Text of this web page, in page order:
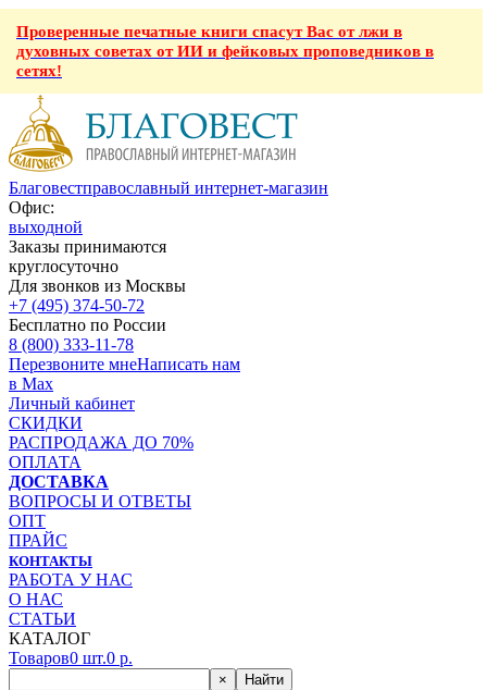
Проверенные печатные книги спасут Вас от лжи в
духовных советах от ИИ и фейковых проповедников в
сетях!
Благовестправославный интернет-магазин
Офис:
выходной
Заказы принимаются
круглосуточно
Для звонков из Москвы
+7 (495) 374-50-72
Бесплатно по России
8 (800) 333-11-78
Перезвоните мнеНаписать нам
в Max
Личный кабинет
СКИДКИ
РАСПРОДАЖА ДО 70%
ОПЛАТА
ДОСТАВКА
ВОПРОСЫ И ОТВЕТЫ
ОПТ
ПРАЙС
КОНТАКТЫ
РАБОТА У НАС
О НАС
СТАТЬИ
КАТАЛОГ
Товаров0 шт.0 р.
× Найти